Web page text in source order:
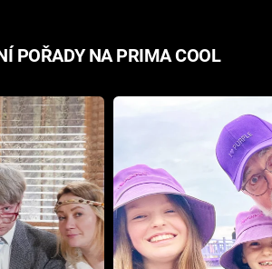
POŘADY NA PRIMA COOL